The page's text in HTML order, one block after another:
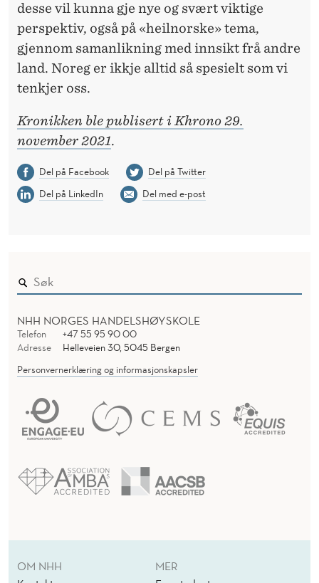
desse vil kunna gje nye og svært viktige
perspektiv, også på «heilnorske» tema,
gjennom samanlikning med innsikt frå andre
land. Noreg er ikkje alltid så spesielt som vi
tenkjer oss.
Kronikken ble publisert i Khrono 29.
november 2021.
Del på Facebook
Del på Twitter
Del på LinkedIn
Del med e-post
NHH NORGES HANDELSHØYSKOLE
Telefon
+47 55 95 90 00
Adresse
Helleveien 30, 5045 Bergen
Personvernerklæring og informasjonskapsler
OM NHH
MER